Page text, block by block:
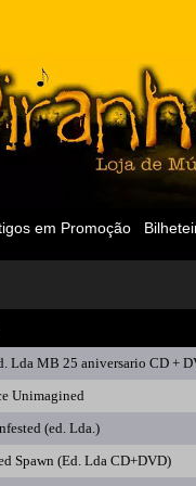
em Promoção
Lda MB 25 aniversario CD +
Unimagined
(ed. Lda.)
Spawn (Ed. Lda CD+DVD)